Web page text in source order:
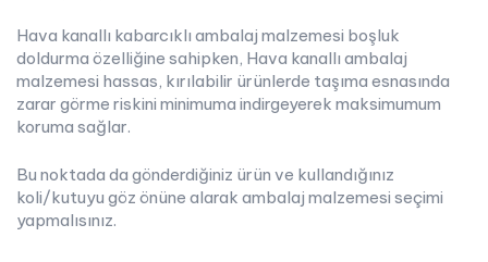
Hava kanallı kabarcıklı ambalaj malzemesi boşluk
doldurma özelliğine sahipken, Hava kanallı ambalaj
malzemesi hassas, kırılabilir ürünlerde taşıma esnasında
zarar görme riskini minimuma indirgeyerek maksimumum
koruma sağlar.
Bu noktada da gönderdiğiniz ürün ve kullandığınız
koli/kutuyu göz önüne alarak ambalaj malzemesi seçimi
yapmalısınız.